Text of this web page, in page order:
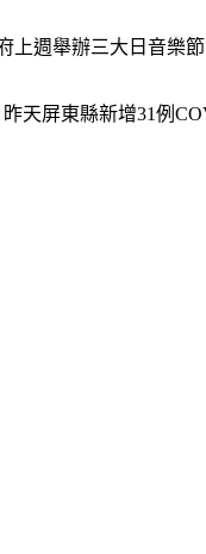
上週舉辦三大日音樂
天屏東縣新增31例